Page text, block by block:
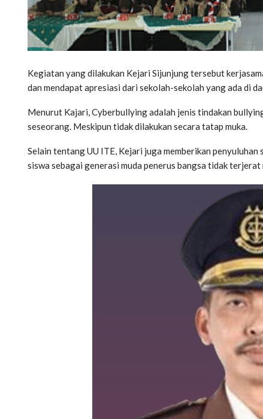
Kegiatan yang dilakukan Kejari Sijunjung tersebut
dan mendapat apresiasi dari sekolah-sekolah yang ada di
Menurut Kajari, Cyberbullying adalah jenis tindakan
seseorang. Meskipun tidak dilakukan secara tatap muka.
Selain tentang UU ITE, Kejari juga memberikan
siswa sebagai generasi muda penerus bangsa tidak